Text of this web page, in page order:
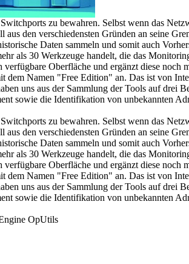
zu bewahren. Selbst wenn das
den verschiedensten Gründen an seine
Daten sammeln und somit auch
als 30 Werkzeuge handelt, die das
Oberfläche und ergänzt diese noch
Namen "Free Edition" an. Das ist von
uns aus der Sammlung der Tools auf drei
sowie die Identifikation von unbekannten
zu bewahren. Selbst wenn das
den verschiedensten Gründen an seine
Daten sammeln und somit auch
als 30 Werkzeuge handelt, die das
Oberfläche und ergänzt diese noch
Namen "Free Edition" an. Das ist von
uns aus der Sammlung der Tools auf drei
sowie die Identifikation von unbekannten
OpUtils